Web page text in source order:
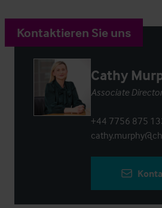
Kontaktieren Sie uns
Cathy
Associate
+44 7756 875